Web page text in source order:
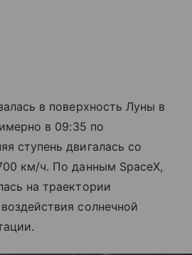
в поверхность Луны в
в 09:35 по
ступень двигалась со
км/ч. По данным SpaceX,
на траектории
солнечной